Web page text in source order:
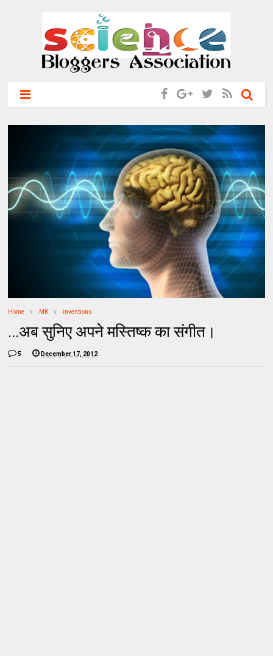
Home MK inventions
...अब सुनिए अपने मस्तिष्‍क का संगीत।
5 December 17, 2012